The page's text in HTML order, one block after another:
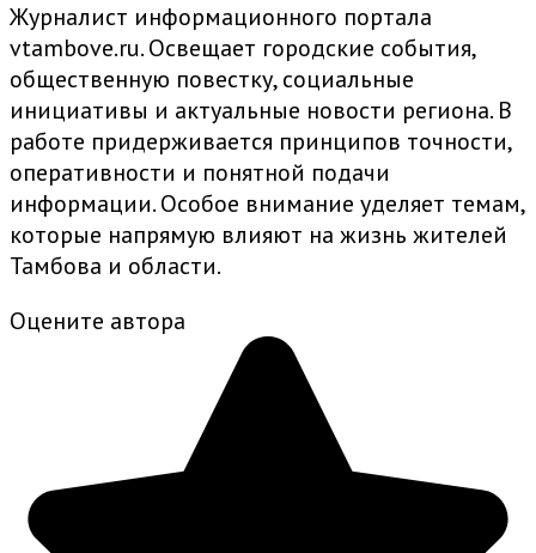
Журналист информационного портала
vtambove.ru. Освещает городские события,
общественную повестку, социальные
инициативы и актуальные новости региона. В
работе придерживается принципов точности,
оперативности и понятной подачи
информации. Особое внимание уделяет темам,
которые напрямую влияют на жизнь жителей
Тамбова и области.
Оцените автора